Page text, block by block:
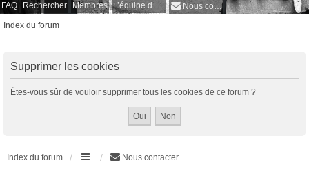
FAQ Rechercher Membres L’équipe du forum Nous contacter
Index du forum
Supprimer les cookies
Êtes-vous sûr de vouloir supprimer tous les cookies de ce forum ?
Index du forum Nous contacter